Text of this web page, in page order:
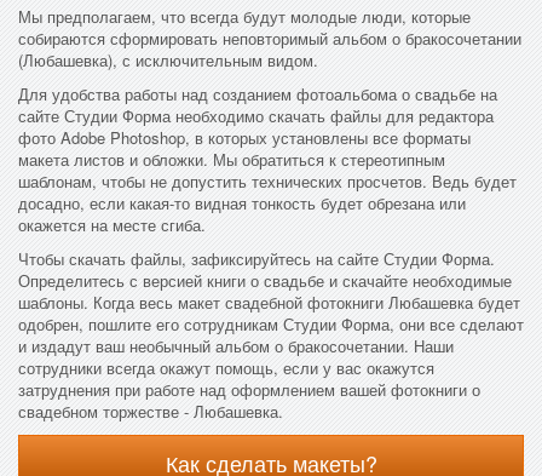
Мы предполагаем, что всегда будут молодые люди, которые
собираются сформировать неповторимый альбом о бракосочетании
(Любашевка), с исключительным видом.
Для удобства работы над созданием фотоальбома о свадьбе на
сайте Студии Форма необходимо скачать файлы для редактора
фото Adobe Photoshop, в которых установлены все форматы
макета листов и обложки. Мы обратиться к стереотипным
шаблонам, чтобы не допустить технических просчетов. Ведь будет
досадно, если какая-то видная тонкость будет обрезана или
окажется на месте сгиба.
Чтобы скачать файлы, зафиксируйтесь на сайте Студии Форма.
Определитесь с версией книги о свадьбе и скачайте необходимые
шаблоны. Когда весь макет свадебной фотокниги Любашевка будет
одобрен, пошлите его сотрудникам Студии Форма, они все сделают
и издадут ваш необычный альбом о бракосочетании. Наши
сотрудники всегда окажут помощь, если у вас окажутся
затруднения при работе над оформлением вашей фотокниги о
свадебном торжестве - Любашевка.
Как сделать макеты?